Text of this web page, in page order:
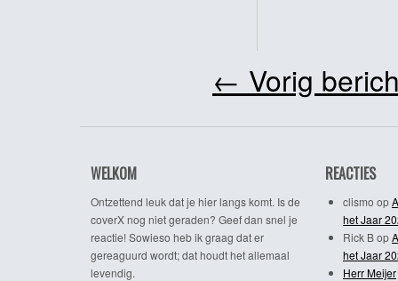
← Vorig
WELKOM
Ontzettend leuk dat je hier langs komt. Is de
coverX nog niet geraden? Geef dan snel je
reactie! Sowieso heb ik graag dat er
gereaguurd wordt; dat houdt het allemaal
levendig.
REACTIES
clismo op
het Jaar
Rick Bop
het Jaar
Herr Meijer